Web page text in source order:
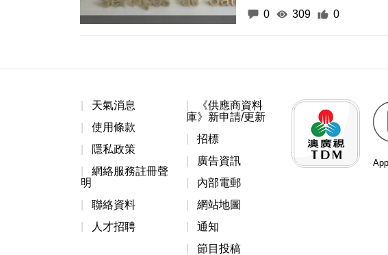
0 309 0
天氣消息
使用條款
隱私政策
網絡服務註冊聲
明
聯絡資料
人才招聘
《供應商資料
庫》新申請/更新
招標
廣告資訊
內部電郵
網站地圖
通知
節目投稿